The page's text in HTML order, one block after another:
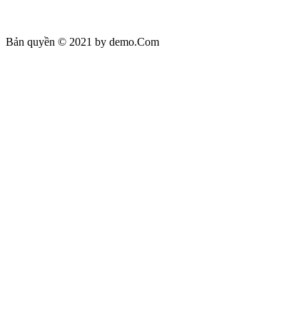
Bản quyền © 2021 by demo.Com